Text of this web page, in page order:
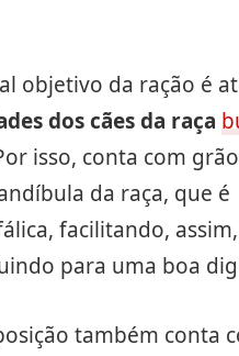
objetivo da ração é
dos cães da raça
isso, conta com
da raça, que é
facilitando,
para uma boa
também conta